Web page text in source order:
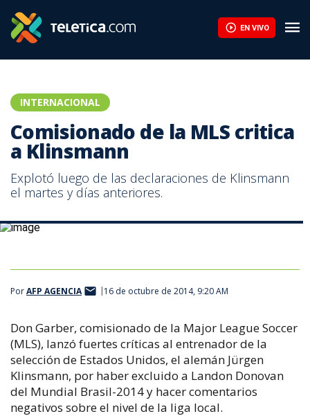
EN VIVO
INTERNACIONAL
Comisionado de la MLS critica
a Klinsmann
Explotó luego de las declaraciones de Klinsmann
el martes y días anteriores.
PorAFP AGENCIA 16 de octubre de 2014, 9:20 AM
Don Garber, comisionado de la Major League Soccer
(MLS), lanzó fuertes críticas al entrenador de la
selección de Estados Unidos, el alemán Jürgen
Klinsmann, por haber excluido a Landon Donovan
del Mundial Brasil-2014 y hacer comentarios
negativos sobre el nivel de la liga local.